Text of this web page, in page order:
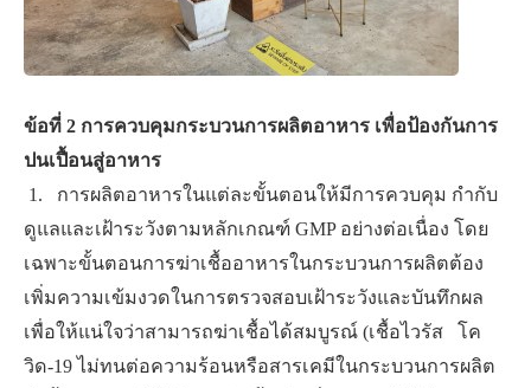
ข้อที่ 2 การควบคุมกระบวนการผลิตอาหาร เพื่อป้องกันการ
ปนเปื้อนสู่อาหาร
​ ​1. ​ ​ การผลิตอาหารในแต่ละขั้นตอนให้มีการควบคุม กำกับ
ดูแลและเฝ้าระวังตามหลักเกณฑ์ GMP อย่างต่อเนื่อง โดย
เฉพาะขั้นตอนการฆ่าเชื้ออาหารในกระบวนการผลิตต้อง
เพิ่มความเข้มงวดในการตรวจสอบเฝ้าระวังและบันทึกผล
เพื่อให้แน่ใจว่าสามารถฆ่าเชื้อได้สมบูรณ์ (เชื้อไวรัส โค
วิด-19 ไม่ทนต่อความร้อนหรือสารเคมีในกระบวนการผลิต